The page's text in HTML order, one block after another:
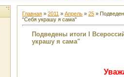
Главная » 2011 » Апрель » 25 »
"Себя украшу я сама"
Подведены итоги I
украшу я сама"